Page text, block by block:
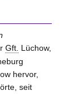
Gft. Lüchow,
hervor,
seit